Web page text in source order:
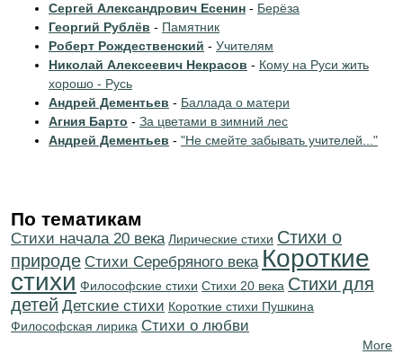
Сергей Александрович Есенин - Берёза
Георгий Рублёв - Памятник
Роберт Рождественский - Учителям
Николай Алексеевич Некрасов - Кому на Руси жить
хорошо - Русь
Андрей Дементьев - Баллада о матери
Агния Барто - За цветами в зимний лес
Андрей Дементьев - "Не смейте забывать учителей..."
По тематикам
Cтихи начала 20 века Лирические стихи Стихи о
природе Cтихи Серебряного века Короткие
стихи Философские стихи Стихи 20 века Стихи для
детей Детские стихи Короткие стихи Пушкина
Философская лирика Стихи о любви
More